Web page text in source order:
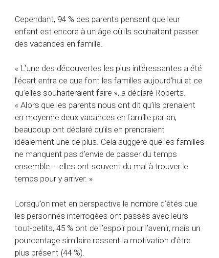
Cependant, 94 % des parents pensent que leur
enfant est encore à un âge où ils souhaitent passer
des vacances en famille.
« L’une des découvertes les plus intéressantes a été
l’écart entre ce que font les familles aujourd’hui et ce
qu’elles souhaiteraient faire », a déclaré Roberts.
« Alors que les parents nous ont dit qu’ils prenaient
en moyenne deux vacances en famille par an,
beaucoup ont déclaré qu’ils en prendraient
idéalement une de plus. Cela suggère que les familles
ne manquent pas d’envie de passer du temps
ensemble – elles ont souvent du mal à trouver le
temps pour y arriver. »
Lorsqu’on met en perspective le nombre d’étés que
les personnes interrogées ont passés avec leurs
tout-petits, 45 % ont de l’espoir pour l’avenir, mais un
pourcentage similaire ressent la motivation d’être
plus présent (44 %).